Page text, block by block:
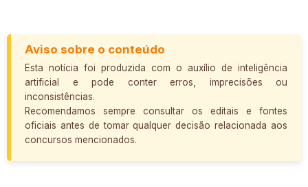
Aviso sobre o conteúdo
Esta notícia foi produzida com o auxílio de inteligência
artificial e pode conter erros, imprecisões ou
inconsistências.
Recomendamos sempre consultar os editais e fontes
oficiais antes de tomar qualquer decisão relacionada aos
concursos mencionados.